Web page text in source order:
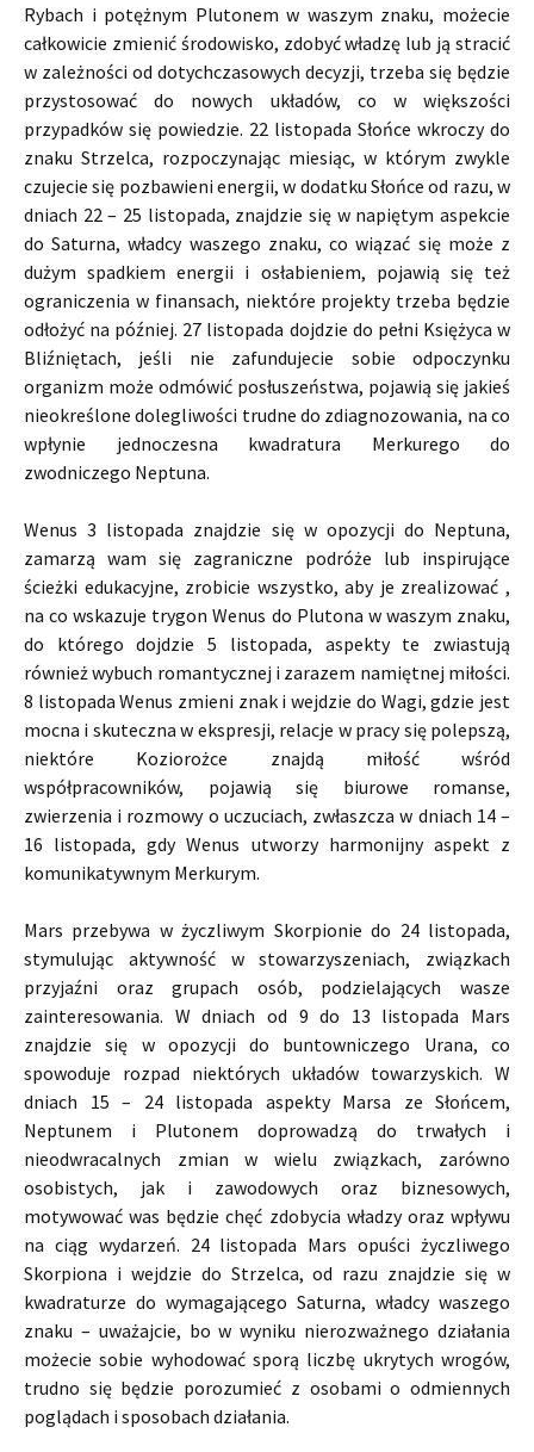
Rybach i potężnym Plutonem w waszym znaku, możecie
całkowicie zmienić środowisko, zdobyć władzę lub ją stracić
w zależności od dotychczasowych decyzji, trzeba się będzie
przystosować do nowych układów, co w większości
przypadków się powiedzie. 22 listopada Słońce wkroczy do
znaku Strzelca, rozpoczynając miesiąc, w którym zwykle
czujecie się pozbawieni energii, w dodatku Słońce od razu, w
dniach 22 – 25 listopada, znajdzie się w napiętym aspekcie
do Saturna, władcy waszego znaku, co wiązać się może z
dużym spadkiem energii i osłabieniem, pojawią się też
ograniczenia w finansach, niektóre projekty trzeba będzie
odłożyć na później. 27 listopada dojdzie do pełni Księżyca w
Bliźniętach, jeśli nie zafundujecie sobie odpoczynku
organizm może odmówić posłuszeństwa, pojawią się jakieś
nieokreślone dolegliwości trudne do zdiagnozowania, na co
wpłynie jednoczesna kwadratura Merkurego do
zwodniczego Neptuna.
Wenus 3 listopada znajdzie się w opozycji do Neptuna,
zamarzą wam się zagraniczne podróże lub inspirujące
ścieżki edukacyjne, zrobicie wszystko, aby je zrealizować ,
na co wskazuje trygon Wenus do Plutona w waszym znaku,
do którego dojdzie 5 listopada, aspekty te zwiastują
również wybuch romantycznej i zarazem namiętnej miłości.
8 listopada Wenus zmieni znak i wejdzie do Wagi, gdzie jest
mocna i skuteczna w ekspresji, relacje w pracy się polepszą,
niektóre Koziorożce znajdą miłość wśród
współpracowników, pojawią się biurowe romanse,
zwierzenia i rozmowy o uczuciach, zwłaszcza w dniach 14 –
16 listopada, gdy Wenus utworzy harmonijny aspekt z
komunikatywnym Merkurym.
Mars przebywa w życzliwym Skorpionie do 24 listopada,
stymulując aktywność w stowarzyszeniach, związkach
przyjaźni oraz grupach osób, podzielających wasze
zainteresowania. W dniach od 9 do 13 listopada Mars
znajdzie się w opozycji do buntowniczego Urana, co
spowoduje rozpad niektórych układów towarzyskich. W
dniach 15 – 24 listopada aspekty Marsa ze Słońcem,
Neptunem i Plutonem doprowadzą do trwałych i
nieodwracalnych zmian w wielu związkach, zarówno
osobistych, jak i zawodowych oraz biznesowych,
motywować was będzie chęć zdobycia władzy oraz wpływu
na ciąg wydarzeń. 24 listopada Mars opuści życzliwego
Skorpiona i wejdzie do Strzelca, od razu znajdzie się w
kwadraturze do wymagającego Saturna, władcy waszego
znaku – uważajcie, bo w wyniku nierozważnego działania
możecie sobie wyhodować sporą liczbę ukrytych wrogów,
trudno się będzie porozumieć z osobami o odmiennych
poglądach i sposobach działania.